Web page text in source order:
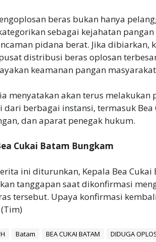
beras bukan hanya
sebagai kejahatan
pidana berat. Jika dibiarkan,
distribusi beras oplosan
keamanan pangan
menyatakan akan terus melakukan
dari berbagai instansi, termasuk Bea
dan aparat penegak hukum.
Cukai Batam Bungkam
ini diturunkan, Kepala Bea
tanggapan saat dikonfirmasi
tersebut. Upaya konfirmasi
Batam BEA CUKAI BATAM DIDUGA